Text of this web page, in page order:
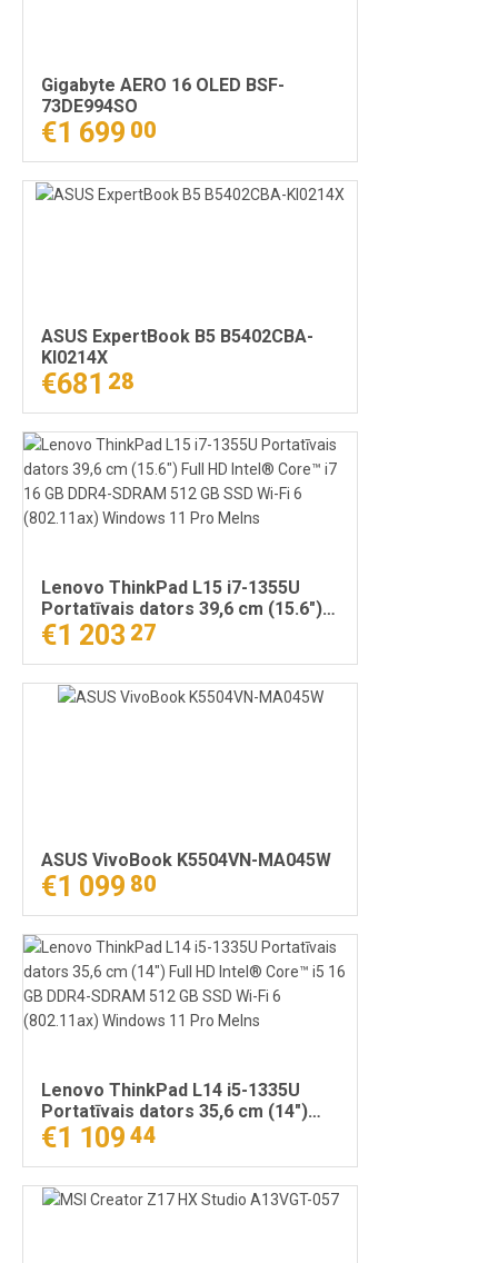
Gigabyte AERO 16 OLED BSF-
73DE994SO
€1 699 00
ASUS ExpertBook B5 B5402CBA-
KI0214X
€681 28
Lenovo ThinkPad L15 i7-1355U
Portatīvais dators 39,6 cm (15.6")
Full HD Intel® Core™ i7 16 GB
DDR4-SDRAM 512 GB SSD Wi-Fi 6
(802.11ax) Windows 11 Pro Melns
€1 203 27
ASUS VivoBook K5504VN-MA045W
€1 099 80
Lenovo ThinkPad L14 i5-1335U
Portatīvais dators 35,6 cm (14")
Full HD Intel® Core™ i5 16 GB
DDR4-SDRAM 512 GB SSD Wi-Fi 6
(802.11ax) Windows 11 Pro Melns
€1 109 44